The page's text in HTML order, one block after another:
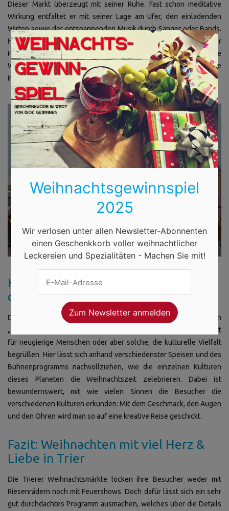
Dieser Markt überzeugt mit seiner Ruhe. Fast schon meditative
Wirkung entfaltet er mit seiner Lage am Ufer, den einladenden
Wirten sowie der entspannenden Musik durch Sänger oder Bands.
Hier lassen sich auch die Ausstellungen einiger regionaler
Hersteller sowie Künstler beobachten, die mit Blick auf die
Weihnachtsfeiertage und noch fällige Geschenke eine große
Inspiration sind.
Kultureller Weihnachtsmarkt auf
dem Viehmarktplatz
Diese Veranstaltung bzw. dieser Markt hört auf den Namen
„Weihnachten der Kulturen“ und ist besonders empfehlenswert
für neugierige Menschen oder aber solche, die kulturelle Vielfalt
begrüßen. Hier lässt sich anhand verschiedenster Speisen und des
Bühnenprogramms nachvollziehen, wie die einzelnen Kulturen
dieses Planeten die Weihnachtszeit zelebrieren. Dabei ist
bewundernswert, mit wie vielen Sinnen die Besucher die
verschiedenen Kulturen erkunden: Mit dem Geschmack, den Augen
und den Ohren wird man so auf eine kreative Reise geschickt.
Fazit: Weihnachten mit viel Herz &
Liebe in Trier
Die Trierer Weihnachtsmärkte locken ihre Besucher weder mit
Riesenrädern noch mit Feuershows. Doch dafür lässt sich ein sehr
gut durchdachtes Programm ausmachen, welches über die Details
Weihnachtsgewinnspiel
2025
Wir verlosen unter allen Newsletter-Abonnenten
einen Geschenkkorb voller weihnachtlicher
Leckereien und Spezialitäten - Machen Sie mit!
×